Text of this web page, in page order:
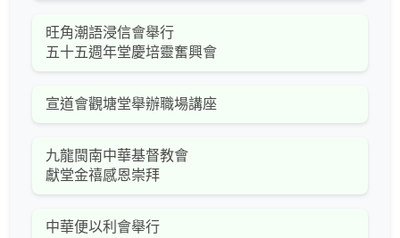
旺角潮語浸信會舉行
五十五週年堂慶培靈奮興會
宣道會觀塘堂舉辦職場講座
九龍閩南中華基督教會
獻堂金禧感恩崇拜
中華便以利會舉行